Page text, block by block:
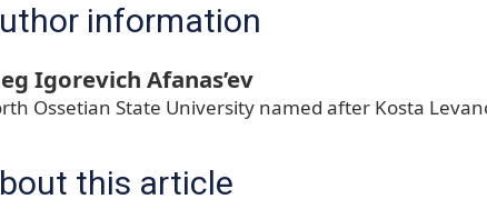
information
Igorevich Afanas’ev
Ossetian State University named after Kosta
this article